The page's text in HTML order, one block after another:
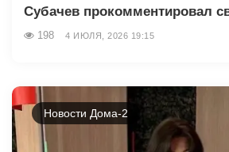
Субачев прокомментировал
198 4 ИЮЛЯ, 2026 19:15
Новости Дома-2